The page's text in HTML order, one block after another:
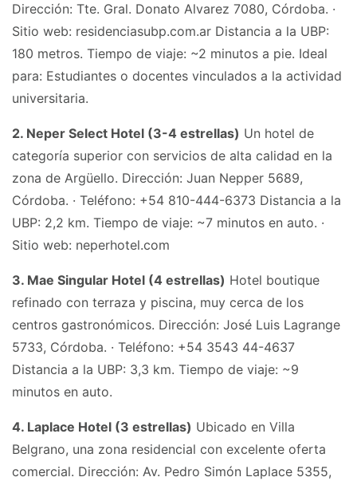
Dirección: Tte. Gral. Donato Alvarez 7080, Córdoba. ·
Sitio web: residenciasubp.com.ar Distancia a la UBP:
180 metros. Tiempo de viaje: ~2 minutos a pie. Ideal
para: Estudiantes o docentes vinculados a la actividad
universitaria.
2. Neper Select Hotel (3-4 estrellas) Un hotel de
categoría superior con servicios de alta calidad en la
zona de Argüello. Dirección: Juan Nepper 5689,
Córdoba. · Teléfono: +54 810-444-6373 Distancia a la
UBP: 2,2 km. Tiempo de viaje: ~7 minutos en auto. ·
Sitio web: neperhotel.com
3. Mae Singular Hotel (4 estrellas) Hotel boutique
refinado con terraza y piscina, muy cerca de los
centros gastronómicos. Dirección: José Luis Lagrange
5733, Córdoba. · Teléfono: +54 3543 44-4637
Distancia a la UBP: 3,3 km. Tiempo de viaje: ~9
minutos en auto.
4. Laplace Hotel (3 estrellas) Ubicado en Villa
Belgrano, una zona residencial con excelente oferta
comercial. Dirección: Av. Pedro Simón Laplace 5355,